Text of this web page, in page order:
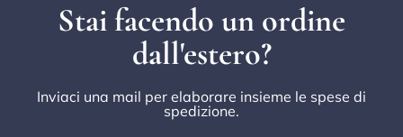
Stai facendo un ordine
dall'estero?
Inviaci una mail per elaborare insieme le spese di
spedizione.